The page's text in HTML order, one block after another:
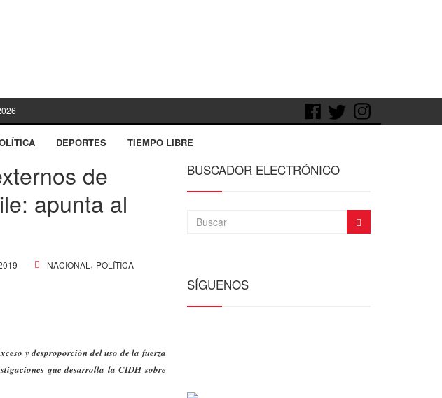
DEPORTES TIEMPO LIBRE
de
apunta al
NACIONAL , POLÍTICA
y desproporción del uso de la fuerza
que desarrolla la CIDH sobre
BUSCADOR ELECTRÓNICO
SÍGUENOS